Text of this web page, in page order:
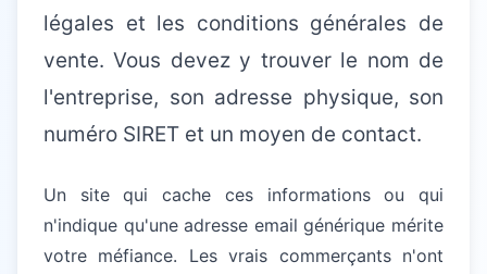
légales et les conditions générales de
vente. Vous devez y trouver le nom de
l'entreprise, son adresse physique, son
numéro SIRET et un moyen de contact.
Un site qui cache ces informations ou qui
n'indique qu'une adresse email générique mérite
votre méfiance. Les vrais commerçants n'ont